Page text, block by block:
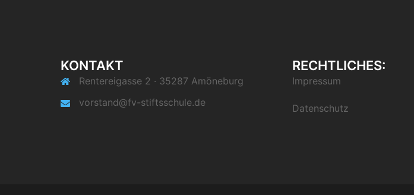
KONTAKT
Rentereigasse 2 · 35287 Amöneburg
vorstand@fv-stiftsschule.de
RECHTLICHES:
Impressum
Datenschutz